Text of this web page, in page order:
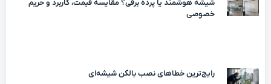
شیشه هوشمند یا پرده برقی؟ مقایسه قیمت، کاربرد و حریم
خصوصی
رایج‌ترین خطاهای نصب بالکن شیشه‌ای